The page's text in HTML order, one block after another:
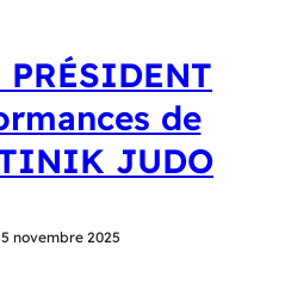
PRÉSIDENT
de
JUDO
5 novembre 2025